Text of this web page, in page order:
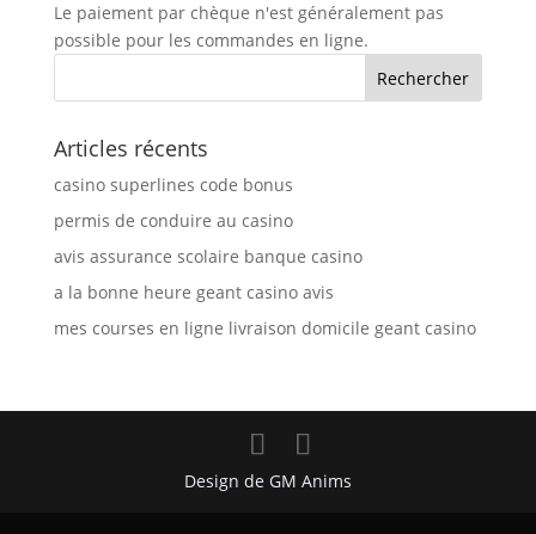
Le paiement par chèque n'est généralement pas
possible pour les commandes en ligne.
Articles récents
casino superlines code bonus
permis de conduire au casino
avis assurance scolaire banque casino
a la bonne heure geant casino avis
mes courses en ligne livraison domicile geant casino
Design de GM Anims